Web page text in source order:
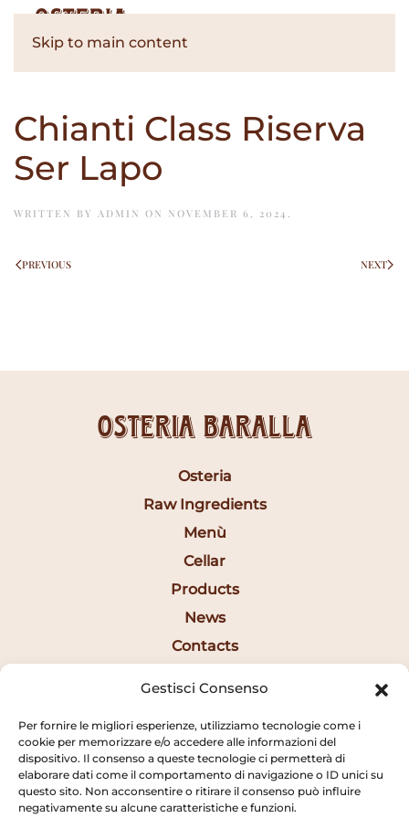
Gestisci Consenso
Per fornire le migliori esperienze, utilizziamo tecnologie come i
cookie per memorizzare e/o accedere alle informazioni del
dispositivo. Il consenso a queste tecnologie ci permetterà di
elaborare dati come il comportamento di navigazione o ID unici su
questo sito. Non acconsentire o ritirare il consenso può influire
negativamente su alcune caratteristiche e funzioni.
Skip to main content
Chianti Class Riserva
Ser Lapo
WRITTEN BY ADMIN ON NOVEMBER 6, 2024 .
PREVIOUS NEXT
Osteria Baralla
Osteria
Raw Ingredients
Menù
Cellar
Products
News
Contacts
Opening Hours
12:30AM - 2:20PM